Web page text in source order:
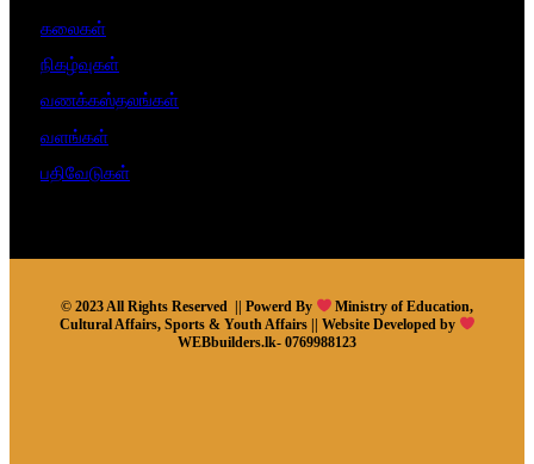
கலைகள்
நிகழ்வுகள்
வணக்கஸ்தலங்கள்
வளங்கள்
பதிவேடுகள்
© 2023 All Rights Reserved || Powerd By
Ministry of Education,
Cultural Affairs, Sports & Youth Affairs || Website Developed by
WEBbuilders.lk- 0769988123